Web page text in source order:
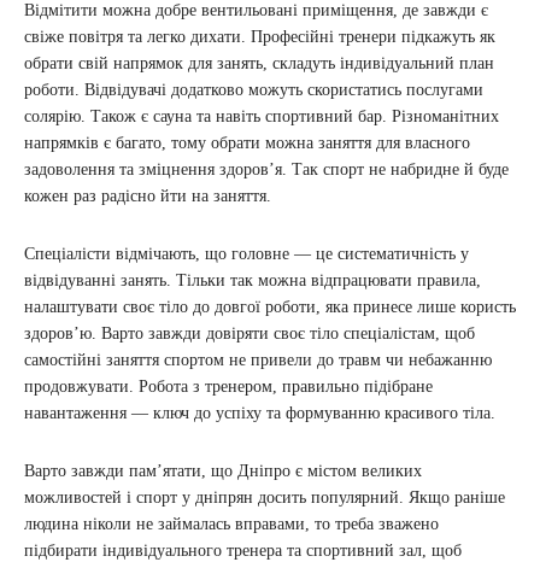
Відмітити можна добре вентильовані приміщення, де завжди є
свіже повітря та легко дихати. Професійні тренери підкажуть як
обрати свій напрямок для занять, складуть індивідуальний план
роботи. Відвідувачі додатково можуть скористатись послугами
солярію. Також є сауна та навіть спортивний бар. Різноманітних
напрямків є багато, тому обрати можна заняття для власного
задоволення та зміцнення здоров’я. Так спорт не набридне й буде
кожен раз радісно йти на заняття.
Спеціалісти відмічають, що головне — це систематичність у
відвідуванні занять. Тільки так можна відпрацювати правила,
налаштувати своє тіло до довгої роботи, яка принесе лише користь
здоров’ю. Варто завжди довіряти своє тіло спеціалістам, щоб
самостійні заняття спортом не привели до травм чи небажанню
продовжувати. Робота з тренером, правильно підібране
навантаження — ключ до успіху та формуванню красивого тіла.
Варто завжди пам’ятати, що Дніпро є містом великих
можливостей і спорт у дніпрян досить популярний. Якщо раніше
людина ніколи не займалась вправами, то треба зважено
підбирати індивідуального тренера та спортивний зал, щоб